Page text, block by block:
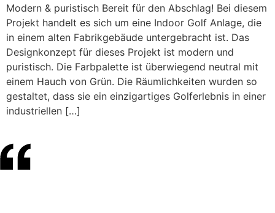
Modern & puristisch Bereit für den Abschlag! Bei diesem
Projekt handelt es sich um eine Indoor Golf Anlage, die
in einem alten Fabrikgebäude untergebracht ist. Das
Designkonzept für dieses Projekt ist modern und
puristisch. Die Farbpalette ist überwiegend neutral mit
einem Hauch von Grün. Die Räumlichkeiten wurden so
gestaltet, dass sie ein einzigartiges Golferlebnis in einer
industriellen […]